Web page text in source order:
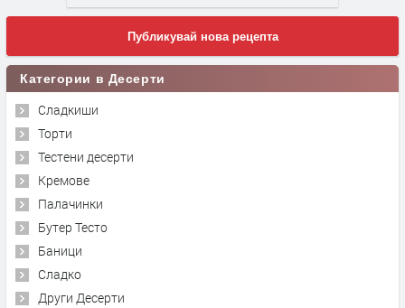
Публикувай нова рецепта
Категории в Десерти
Сладкиши
Торти
Тестени десерти
Кремове
Палачинки
Бутер Тесто
Баници
Сладко
Други Десерти